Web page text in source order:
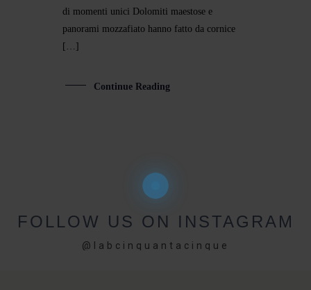
di momenti unici Dolomiti maestose e
panorami mozzafiato hanno fatto da cornice
[…]
Continue Reading
FOLLOW US ON INSTAGRAM
@labcinquantacinque